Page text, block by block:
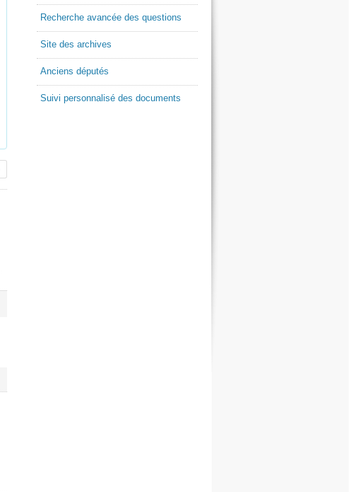
Recherche avancée des questions
Site des archives
Anciens députés
Suivi personnalisé des documents